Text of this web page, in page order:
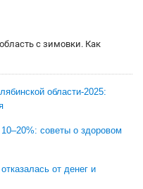
с зимовки. Как
области-2025:
10–20%: советы о здоровом
от денег и